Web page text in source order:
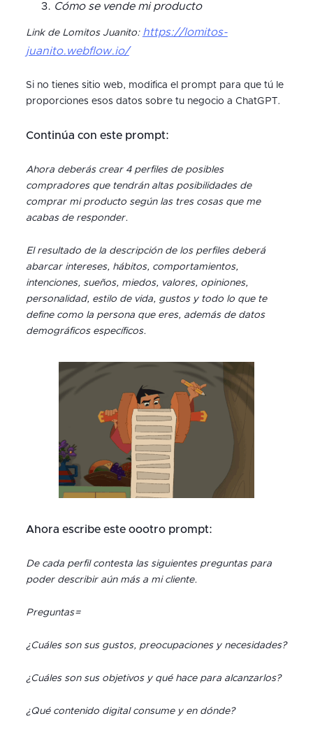
Cómo se vende mi producto
Link de Lomitos Juanito: https://lomitos-
juanito.webflow.io/
Si no tienes sitio web, modifica el prompt para que tú le
proporciones esos datos sobre tu negocio a ChatGPT.
Continúa con este prompt:
Ahora deberás crear 4 perfiles de posibles
compradores que tendrán altas posibilidades de
comprar mi producto según las tres cosas que me
acabas de responder.
El resultado de la descripción de los perfiles deberá
abarcar intereses, hábitos, comportamientos,
intenciones, sueños, miedos, valores, opiniones,
personalidad, estilo de vida, gustos y todo lo que te
define como la persona que eres, además de datos
demográficos específicos.
Ahora escribe este oootro prompt:
De cada perfil contesta las siguientes preguntas para
poder describir aún más a mi cliente.
Preguntas=
¿Cuáles son sus gustos, preocupaciones y necesidades?
¿Cuáles son sus objetivos y qué hace para alcanzarlos?
¿Qué contenido digital consume y en dónde?